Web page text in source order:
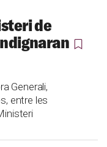
de
Generali,
entre les